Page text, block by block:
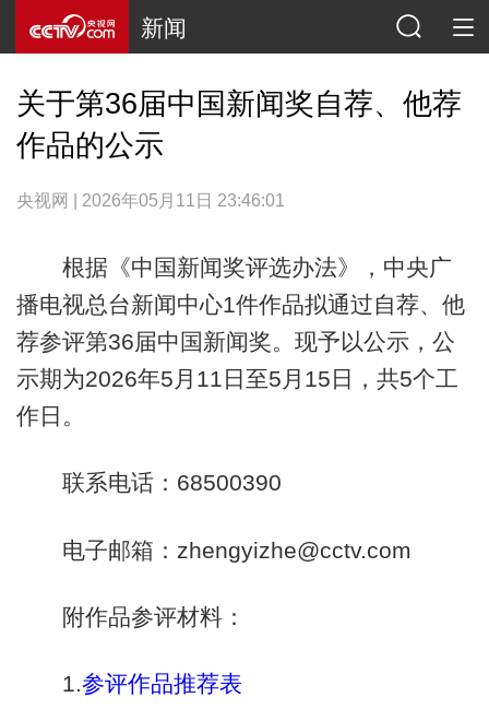
新闻
关于第36届中国新闻奖自荐、他荐
作品的公示
央视网 | 2026年05月11日 23:46:01
根据《中国新闻奖评选办法》，中央广
播电视总台新闻中心1件作品拟通过自荐、他
荐参评第36届中国新闻奖。现予以公示，公
示期为2026年5月11日至5月15日，共5个工
作日。
联系电话：68500390
电子邮箱：zhengyizhe@cctv.com
附作品参评材料：
1.参评作品推荐表